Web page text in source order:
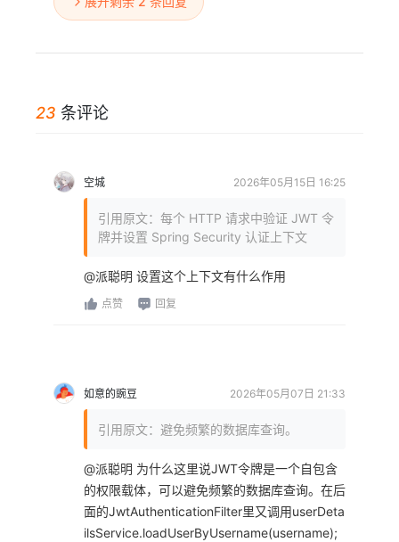
23 条评论
空城 2026年05月15日 16:25
引用原文：每个 HTTP 请求中验证 JWT 令
牌并设置 Spring Security 认证上下文
@派聪明 设置这个上下文有什么作用
点赞 回复
如意的豌豆 2026年05月07日 21:33
引用原文：避免频繁的数据库查询。
@派聪明 为什么这里说JWT令牌是一个自包含
的权限载体，可以避免频繁的数据库查询。在后
面的JwtAuthenticationFilter里又调用userDeta
ilsService.loadUserByUsername(username);